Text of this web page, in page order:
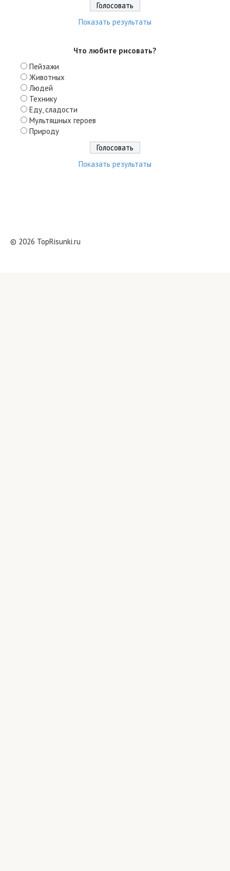
Показать результаты
Что любите рисовать?
Пейзажи
Животных
Людей
Технику
Еду, сладости
Мультяшных героев
Природу
Показать результаты
© 2026 TopRisunki.ru